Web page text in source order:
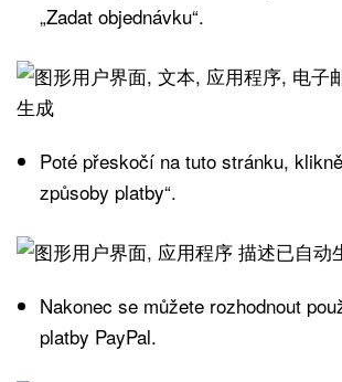
„Zadat objednávku“.
Poté přeskočí na tuto stránku,
způsoby platby“.
Nakonec se můžete rozhodnout
platby PayPal.